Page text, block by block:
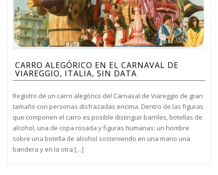
CARRO ALEGÓRICO EN EL CARNAVAL DE
VIAREGGIO, ITALIA, SIN DATA
Registro de un carro alegórico del Carnaval de Viareggio de gran
tamaño con personas disfrazadas encima. Dentro de las figuras
que componen el carro es posible distinguir barriles, botellas de
alcohol, una de copa rosada y figuras humanas: un hombre
sobre una botella de alcohol sosteniendo en una mano una
bandera y en la otra […]